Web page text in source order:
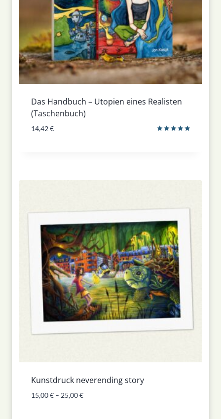
Das Handbuch – Utopien eines Realisten
(Taschenbuch)
14,42€
Kunstdruck neverending story
15,00€ – 25,00€